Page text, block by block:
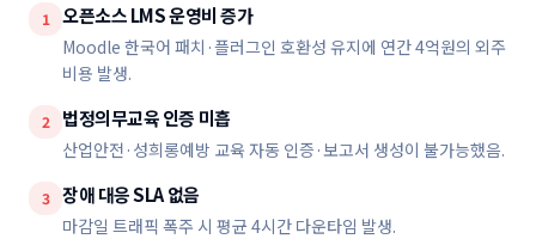
1 오픈소스 LMS 운영비 증가
Moodle 한국어 패치·플러그인 호환성 유지에 연간 4억원의 외주
비용 발생.
2 법정의무교육 인증 미흡
산업안전·성희롱예방 교육 자동 인증·보고서 생성이 불가능했음.
3 장애 대응 SLA 없음
마감일 트래픽 폭주 시 평균 4시간 다운타임 발생.